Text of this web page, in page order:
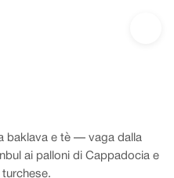
baklava e tè — vaga dalla
ai palloni di Cappadocia e